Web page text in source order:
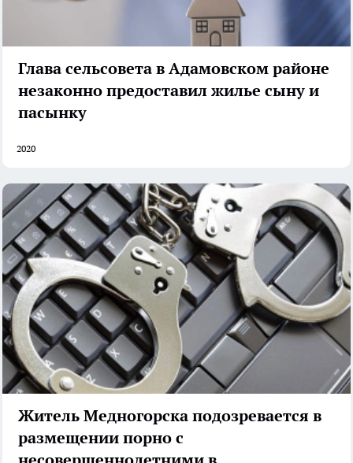
Глава сельсовета в Адамовском районе
незаконно предоставил жилье сыну и
пасынку
2020
Житель Медногорска подозревается в
размещении порно с